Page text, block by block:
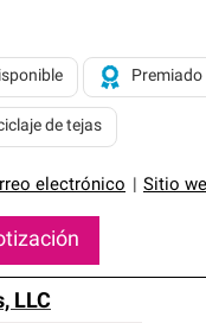
electrónico Sitio
Premiado
de tejas
LLC